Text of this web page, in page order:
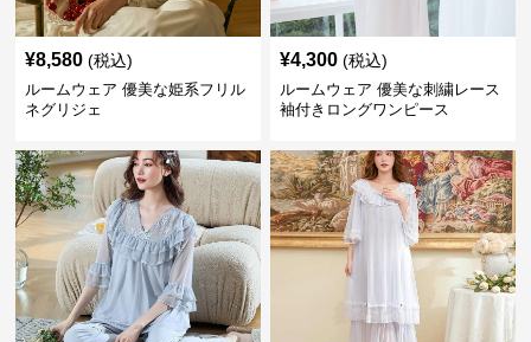
¥8,580 (税込)
ルームウェア 優美な姫系フリル
ネグリジェ
¥4,300 (税込)
ルームウェア 優美な刺繍レース
袖付きロングワンピース